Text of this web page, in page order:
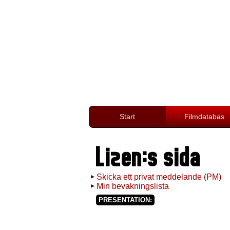
Start Filmdatabas
Lizen:s sida
Skicka ett privat meddelande (PM)
Min bevakningslista
PRESENTATION: